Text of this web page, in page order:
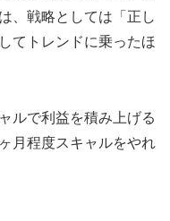
、戦略としては「正し
てトレンドに乗ったほ
ルで利益を積み上げる
月程度スキャルをやれ